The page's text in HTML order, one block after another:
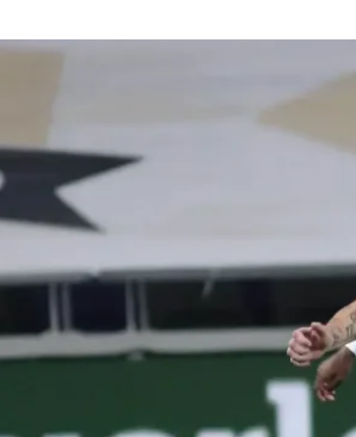
ליגה סינית
ליגה ברזילאית